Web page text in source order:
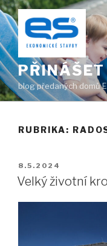
Přejít
k
obsahu
webu
blog předaných domů
RUBRIKA:
PUBLIKOVÁNO
8.5.2024
Velký životní